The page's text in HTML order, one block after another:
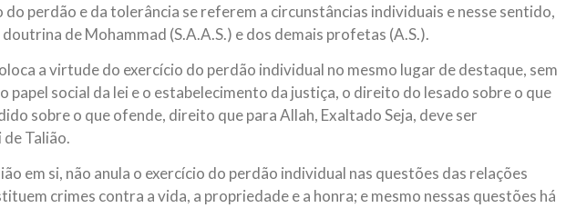
do perdão e da tolerância se referem a circunstâncias individuais e nesse sentido,
de Mohammad (S.A.A.S.) e dos demais profetas (A.S.).
a virtude do exercício do perdão individual no mesmo lugar de destaque, sem
papel social da lei e o estabelecimento da justiça, o direito do lesado sobre o que
sobre o que ofende, direito que para Allah, Exaltado Seja, deve ser
Talião.
em si, não anula o exercício do perdão individual nas questões das relações
crimes contra a vida, a propriedade e a honra; e mesmo nessas questões há